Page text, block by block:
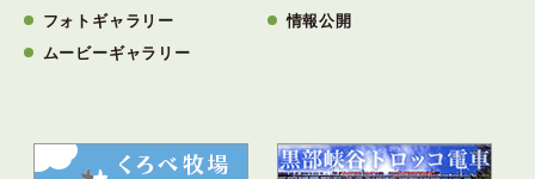
フォトギャラリー
ムービーギャラリー
情報公開